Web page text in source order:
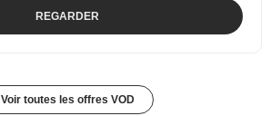
REGARDER
Voir toutes les offres VOD